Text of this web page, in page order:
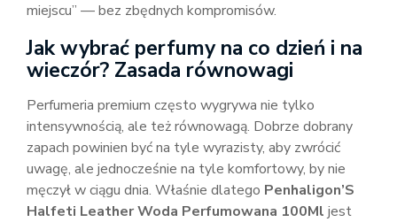
miejscu” — bez zbędnych kompromisów.
Jak wybrać perfumy na co dzień i na
wieczór? Zasada równowagi
Perfumeria premium często wygrywa nie tylko
intensywnością, ale też równowagą. Dobrze dobrany
zapach powinien być na tyle wyrazisty, aby zwrócić
uwagę, ale jednocześnie na tyle komfortowy, by nie
męczył w ciągu dnia. Właśnie dlatego Penhaligon’S
Halfeti Leather Woda Perfumowana 100Ml jest